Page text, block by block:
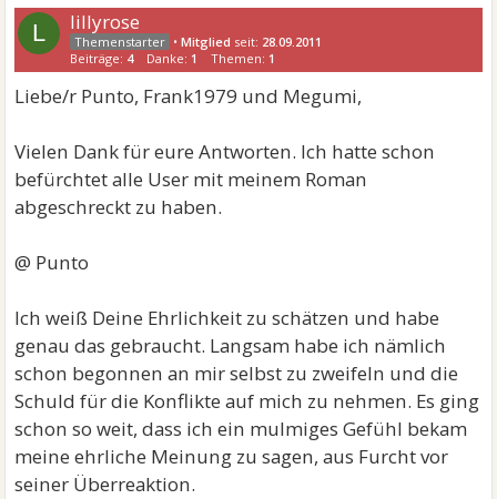
L lillyrose
•Mitglied seit: 28.09.2011
Beiträge: 4 Danke: 1 Themen: 1
Liebe/r Punto, Frank1979 und Megumi,
Vielen Dank für eure Antworten. Ich hatte schon
befürchtet alle User mit meinem Roman
abgeschreckt zu haben.
@ Punto
Ich weiß Deine Ehrlichkeit zu schätzen und habe
genau das gebraucht. Langsam habe ich nämlich
schon begonnen an mir selbst zu zweifeln und die
Schuld für die Konflikte auf mich zu nehmen. Es ging
schon so weit, dass ich ein mulmiges Gefühl bekam
meine ehrliche Meinung zu sagen, aus Furcht vor
seiner Überreaktion.